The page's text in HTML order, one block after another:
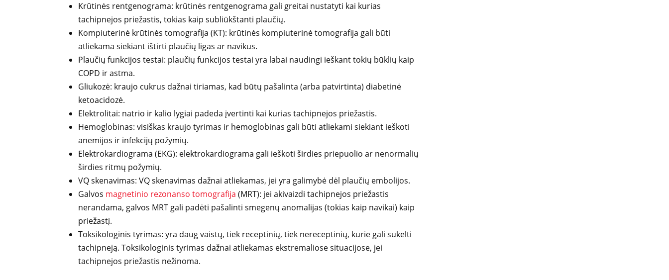
Krūtinės rentgenograma: krūtinės rentgenograma gali greitai nustatyti kai kurias
tachipnejos priežastis, tokias kaip subliūkštanti plaučių.
Kompiuterinė krūtinės tomografija (KT): krūtinės kompiuterinė tomografija gali būti
atliekama siekiant ištirti plaučių ligas ar navikus.
Plaučių funkcijos testai: plaučių funkcijos testai yra labai naudingi ieškant tokių būklių kaip
COPD ir astma.
Gliukozė: kraujo cukrus dažnai tiriamas, kad būtų pašalinta (arba patvirtinta) diabetinė
ketoacidozė.
Elektrolitai: natrio ir kalio lygiai padeda įvertinti kai kurias tachipnejos priežastis.
Hemoglobinas: visiškas kraujo tyrimas ir hemoglobinas gali būti atliekami siekiant ieškoti
anemijos ir infekcijų požymių.
Elektrokardiograma (EKG): elektrokardiograma gali ieškoti širdies priepuolio ar nenormalių
širdies ritmų požymių.
VQ skenavimas: VQ skenavimas dažnai atliekamas, jei yra galimybė dėl plaučių embolijos.
Galvos magnetinio rezonanso tomografija (MRT): jei akivaizdi tachipnejos priežastis
nerandama, galvos MRT gali padėti pašalinti smegenų anomalijas (tokias kaip navikai) kaip
priežastį.
Toksikologinis tyrimas: yra daug vaistų, tiek receptinių, tiek nereceptinių, kurie gali sukelti
tachipneją. Toksikologinis tyrimas dažnai atliekamas ekstremaliose situacijose, jei
tachipnejos priežastis nežinoma.